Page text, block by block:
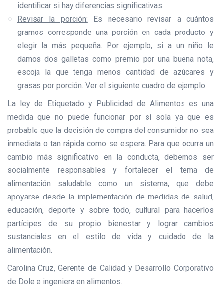
identificar si hay diferencias significativas.
Revisar la porción: Es necesario revisar a cuántos
gramos corresponde una porción en cada producto y
elegir la más pequeña. Por ejemplo, si a un niño le
damos dos galletas como premio por una buena nota,
escoja la que tenga menos cantidad de azúcares y
grasas por porción. Ver el siguiente cuadro de ejemplo.
La ley de Etiquetado y Publicidad de Alimentos es una
medida que no puede funcionar por sí sola ya que es
probable que la decisión de compra del consumidor no sea
inmediata o tan rápida como se espera. Para que ocurra un
cambio más significativo en la conducta, debemos ser
socialmente responsables y fortalecer el tema de
alimentación saludable como un sistema, que debe
apoyarse desde la implementación de medidas de salud,
educación, deporte y sobre todo, cultural para hacerlos
partícipes de su propio bienestar y lograr cambios
sustanciales en el estilo de vida y cuidado de la
alimentación.
Carolina Cruz, Gerente de Calidad y Desarrollo Corporativo
de Dole e ingeniera en alimentos.